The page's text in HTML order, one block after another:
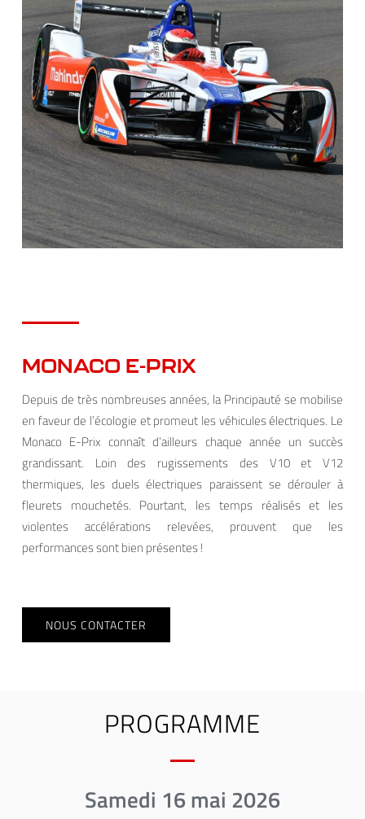
MONACO E-PRIX
Depuis de très nombreuses années, la Principauté se mobilise
en faveur de l’écologie et promeut les véhicules électriques. Le
Monaco E-Prix connaît d’ailleurs chaque année un succès
grandissant. Loin des rugissements des V10 et V12
thermiques, les duels électriques paraissent se dérouler à
fleurets mouchetés. Pourtant, les temps réalisés et les
violentes accélérations relevées, prouvent que les
performances sont bien présentes !
NOUS CONTACTER
PROGRAMME
Samedi 16 mai 2026